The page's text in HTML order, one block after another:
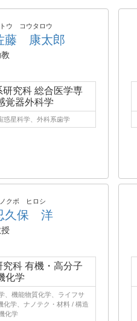
ウ コウタロウ
藤 康太郎
研究科 総合医学専
覚器外科学
惑星科学、外科系歯学
クボ ヒロシ
久保 洋
究科 有機・高分子
化学
、機能物質化学、ライフサ
化学、ナノテク・材料 / 構造
化学